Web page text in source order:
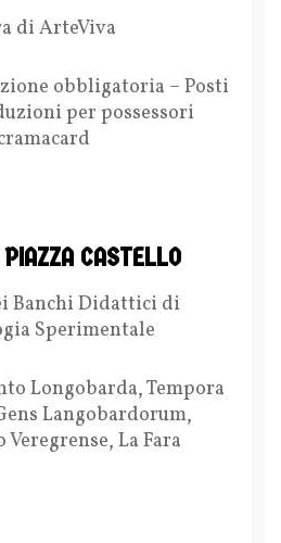
di ArteViva
obbligatoria – Posti
per possessori
CASTELLO
Banchi Didattici di
Sperimentale
Longobarda, Tempora
Langobardorum,
La Fara